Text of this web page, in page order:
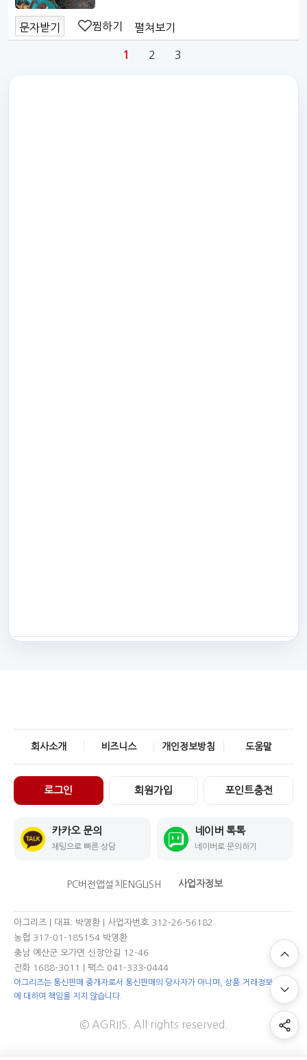
문자받기 찜하기 펼쳐보기
1 2 3
회사소개 비즈니스 개인정보방침 도움말
로그인 회원가입 포인트충전
카카오 문의
채팅으로 빠른 상담
네이버 톡톡
네이버로 문의하기
PC버전 앱설치 ENGLISH 사업자정보
아그리즈 | 대표: 박영환 | 사업자번호 312-26-56182
농협 317-01-185154 박영환
충남 예산군 오가면 신장안길 12-46
전화 1688-3011
| 팩스 041-333-0444
아그리즈는 통신판매 중개자로서 통신판매의 당사자가 아니며, 상품.거래정보, 거래
에 대하여 책임을 지지 않습니다.
© AGRIIS. All rights reserved.